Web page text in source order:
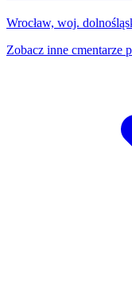
Wrocław, woj.
Zobacz inne cmentarze